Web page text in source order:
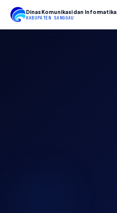
Dinas Komunikasi dan Informatika
KABUPATEN SANGGAU